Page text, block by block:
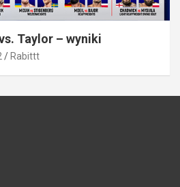
Taylor – wyniki
Rabittt